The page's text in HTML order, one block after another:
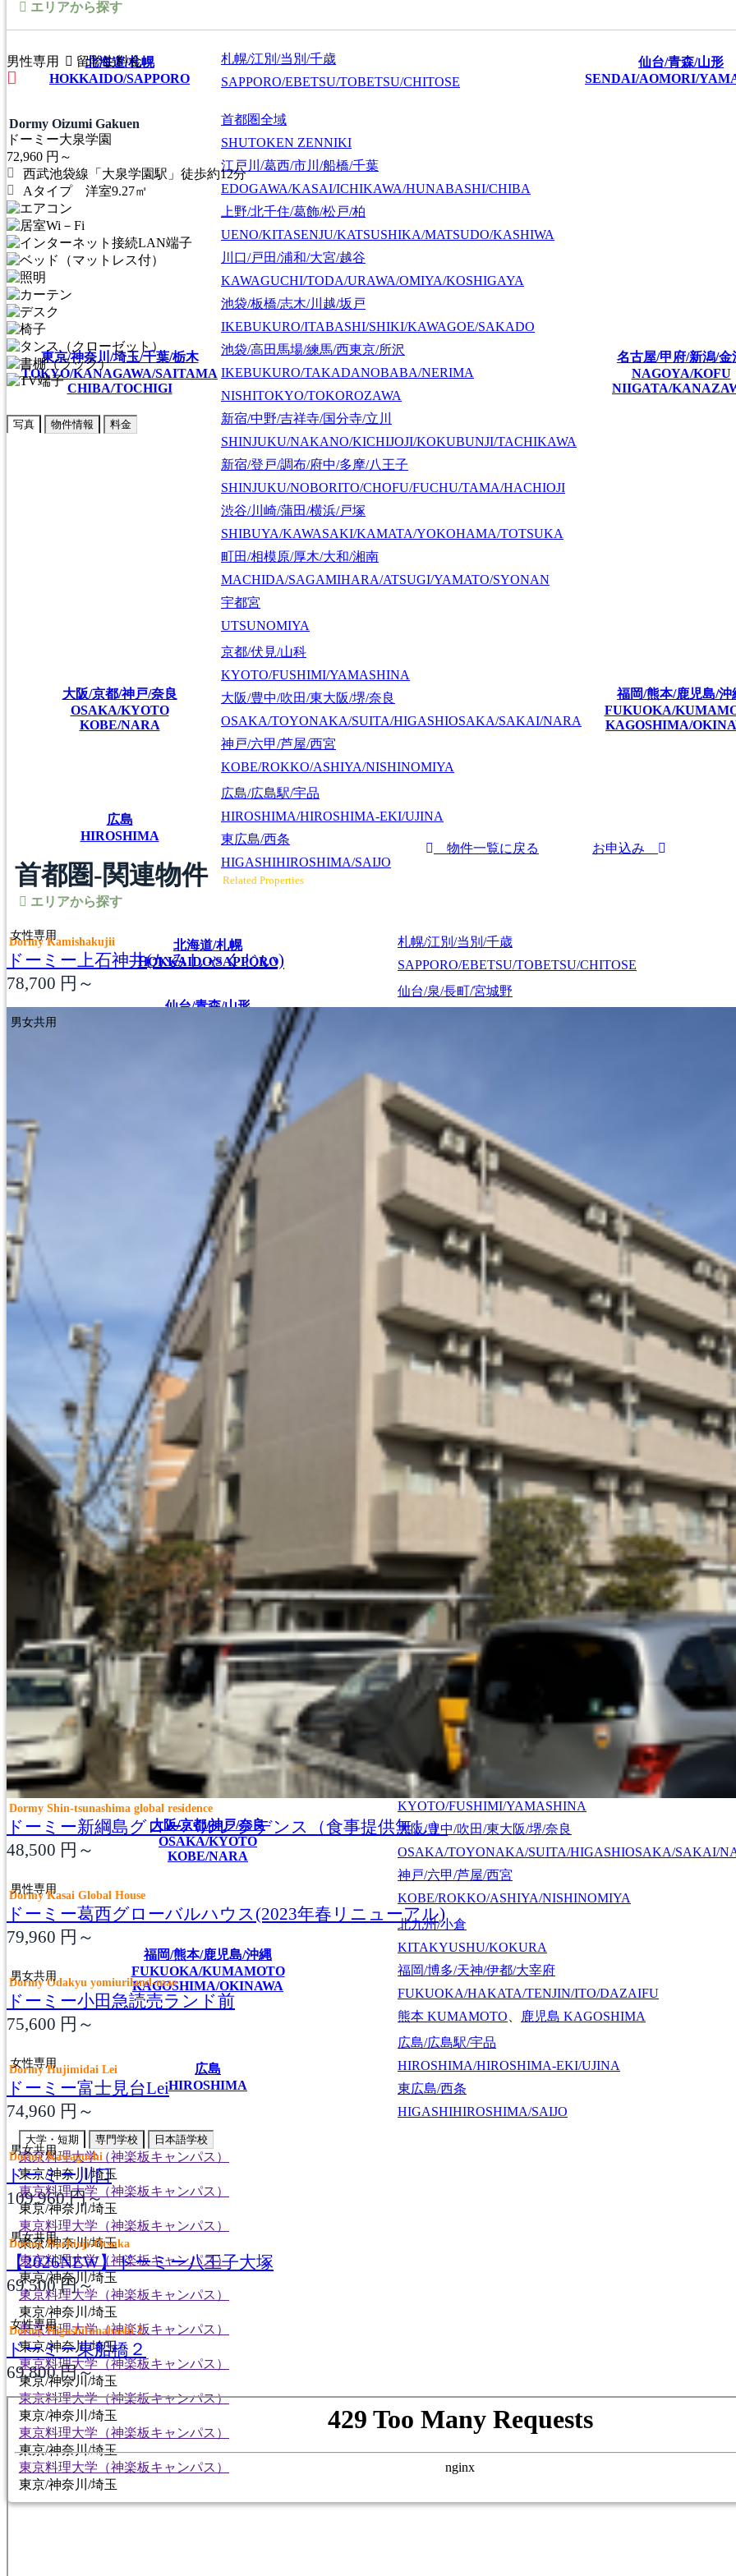
エリアから探す
北海道/札幌
HOKKAIDO/SAPPORO
札幌/江別/当別/千歳
SAPPORO/EBETSU/TOBETSU/CHITOSE
仙台/青森/山形
SENDAI/AOMORI/
東京/神奈川/埼玉/千葉/栃木
TOKYO/KANAGAWA/SAITAMA
CHIBA/TOCHIGI
首都圏全域
SHUTOKEN ZENNIKI
江戸川/葛西/市川/船橋/千葉
EDOGAWA/KASAI/ICHIKAWA/HUNABASHI/CHIBA
上野/北千住/葛飾/松戸/柏
UENO/KITASENJU/KATSUSHIKA/MATSUDO/KASHIWA
川口/戸田/浦和/大宮/越谷
KAWAGUCHI/TODA/URAWA/OMIYA/KOSHIGAYA
池袋/板橋/志木/川越/坂戸
IKEBUKURO/ITABASHI/SHIKI/KAWAGOE/SAKADO
池袋/高田馬場/練馬/西東京/所沢
IKEBUKURO/TAKADANOBABA/NERIMA
NISHITOKYO/TOKOROZAWA
新宿/中野/吉祥寺/国分寺/立川
SHINJUKU/NAKANO/KICHIJOJI/KOKUBUNJI/TACHIKAWA
新宿/登戸/調布/府中/多摩/八王子
SHINJUKU/NOBORITO/CHOFU/FUCHU/TAMA/HACHIOJI
渋谷/川崎/蒲田/横浜/戸塚
SHIBUYA/KAWASAKI/KAMATA/YOKOHAMA/TOTSUKA
町田/相模原/厚木/大和/湘南
MACHIDA/SAGAMIHARA/ATSUGI/YAMATO/SYONAN
宇都宮
UTSUNOMIYA
名古屋/甲府/新潟/金
NAGOYA/KOFU
NIIGATA/
大阪/京都/神戸/奈良
OSAKA/KYOTO
KOBE/NARA
京都/伏見/山科
KYOTO/FUSHIMI/YAMASHINA
大阪/豊中/吹田/東大阪/堺/奈良
OSAKA/TOYONAKA/SUITA/HIGASHIOSAKA/SAKAI/NARA
神戸/六甲/芦屋/西宮
KOBE/ROKKO/ASHIYA/NISHINOMIYA
福岡/熊本/鹿児島/沖
FUKUOKA/
KAGOSHIMA/
広島
HIROSHIMA
広島/広島駅/宇品
HIROSHIMA/HIROSHIMA-EKI/UJINA
東広島/西条
HIGASHIHIROSHIMA/SAIJO
エリアから探す
北海道/札幌
HOKKAIDO/SAPPORO
札幌/江別/当別/千歳
SAPPORO/EBETSU/TOBETSU/CHITOSE
仙台/青森/山形
SENDAI/AOMORI/YAMAGATA
仙台/泉/長町/宮城野
東京/神奈川/埼玉/千葉/栃木
TOKYO/KANAGAWA/SAITAMA
CHIBA/TOCHIGI
SHUTOKEN ZENNIKI
江戸川/葛西/市川/船橋/千葉
EDOGAWA/KASAI/ICHIKAWA/HUNABASHI/CHIBA
上野/北千住/葛飾/松戸/柏
UENO/KITASENJU/KATSUSHIKA/MATSUDO/KASHIWA
川口/戸田/浦和/大宮/越谷
KAWAGUCHI/TODA/URAWA/OMIYA/KOSHIGAYA
池袋/板橋/志木/川越/坂戸
IKEBUKURO/ITABASHI/SHIKI/KAWAGOE/SAKADO
池袋/高田馬場/練馬/西東京/所沢
IKEBUKURO/TAKADANOBABA/NERIMA
NISHITOKYO/TOKOROZAWA
新宿/中野/吉祥寺/国分寺/立川
SHINJUKU/NAKANO/KICHIJOJI/KOKUBUNJI/
新宿/登戸/調布/府中/多摩/八王子
SHINJUKU/NOBORITO/CHOFU/FUCHU/TAMA/
渋谷/川崎/蒲田/横浜/戸塚
SHIBUYA/KAWASAKI/KAMATA/YOKOHAMA/
町田/相模原/厚木/大和/湘南
MACHIDA/SAGAMIHARA/ATSUGI/YAMATO/SYONAN
宇都宮
UTSUNOMIYA
名古屋/甲府/新潟/金沢
NAGOYA/KOFU
NIIGATA/KANAZAWA
名古屋/千種/東山/日進/長久手
NAGOYA/CHIKUSA/HIGASHIYAMA/NISSIN/
甲府
KOFU
新潟
NIIGATA
KANAZAWA
大阪/京都/神戸/奈良
OSAKA/KYOTO
KOBE/NARA
京都/伏見/山科
KYOTO/FUSHIMI/YAMASHINA
大阪/豊中/吹田/東大阪/堺/奈良
OSAKA/TOYONAKA/SUITA/HIGASHIOSAKA/SAKAI/
神戸/六甲/芦屋/西宮
KOBE/ROKKO/ASHIYA/NISHINOMIYA
福岡/熊本/鹿児島/沖縄
FUKUOKA/KUMAMOTO
KAGOSHIMA/OKINAWA
北九州/小倉
KITAKYUSHU/KOKURA
福岡/博多/天神/伊都/大宰府
FUKUOKA/HAKATA/TENJIN/ITO/DAZAIFU
熊本 KUMAMOTO 鹿児島 KAGOSHIMA
広島
HIROSHIMA
広島/広島駅/宇品
HIROSHIMA/HIROSHIMA-EKI/UJINA
東広島/西条
HIGASHIHIROSHIMA/SAIJO
大学・短期 専門学校 日本語学校
東京料理大学（神楽板キャンパス）
東京/神奈川/埼玉
東京料理大学（神楽板キャンパス）
東京/神奈川/埼玉
東京料理大学（神楽板キャンパス）
東京/神奈川/埼玉
東京料理大学（神楽板キャンパス）
東京/神奈川/埼玉
東京料理大学（神楽板キャンパス）
東京/神奈川/埼玉
東京料理大学（神楽板キャンパス）
東京/神奈川/埼玉
東京料理大学（神楽板キャンパス）
東京/神奈川/埼玉
東京料理大学（神楽板キャンパス）
東京/神奈川/埼玉
東京料理大学（神楽板キャンパス）
東京/神奈川/埼玉
東京料理大学（神楽板キャンパス）
東京/神奈川/埼玉
男性専用 留学生料金
Dormy Oizumi Gakuen
ドーミー大泉学園
72,960 円～
西武池袋線「大泉学園駅」徒歩約12分
Aタイプ 洋室9.27㎡
写真 物件情報 料金
物件一覧に戻る お申込み
首都圏-関連物件 Related Properties
女性専用
Dormy Kamishakujii
ドーミー上石神井(かみしゃくじい)
78,700 円～
男女共用
Dormy Shin-tsunashima global residence
ドーミー新綱島グローバルレジデンス（食事提供無し）
48,500 円～
男性専用
Dormy Kasai Global House
ドーミー葛西グローバルハウス(2023年春リニューアル)
79,960 円～
男女共用
Dormy Odakyu yomiuriland-mae
ドーミー小田急読売ランド前
75,600 円～
女性専用
Dormy Hujimidai Lei
ドーミー富士見台Lei
74,960 円～
男女共用
Dormy Kawaguchi
ドーミー川口
109,960円～
男女共用
Dormy Hachioji-Otsuka
【2026NEW】ドーミー八王子大塚
69,500円～
女性専用
Dormy Higashifunabashi 2
ドーミー東船橋２
69,800円～